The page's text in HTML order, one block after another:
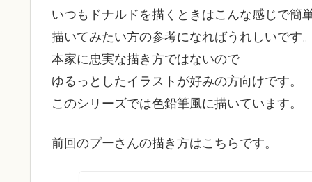
いつもドナルドを描くときはこんな感じで簡
描いてみたい方の参考になればうれしいです。
本家に忠実な描き方ではないので
ゆるっとしたイラストが好みの方向けです。
このシリーズでは色鉛筆風に描いています。
前回のプーさんの描き方はこちらです。